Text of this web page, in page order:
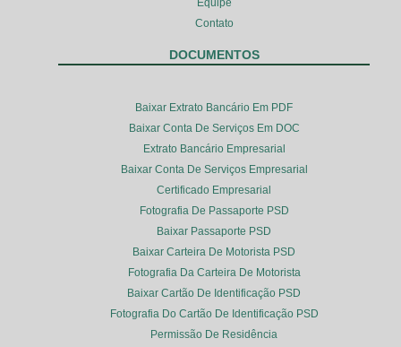
Contato
DOCUMENTOS
Baixar Extrato Bancário Em PDF
Baixar Conta De Serviços Em DOC
Extrato Bancário Empresarial
Baixar Conta De Serviços Empresarial
Certificado Empresarial
Fotografia De Passaporte PSD
Baixar Passaporte PSD
Baixar Carteira De Motorista PSD
Fotografia Da Carteira De Motorista
Baixar Cartão De Identificação PSD
Fotografia Do Cartão De Identificação PSD
Permissão De Residência